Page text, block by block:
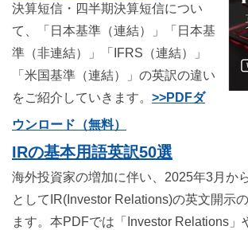
決算短信・四半期決算短信につい
て、「日本基準（連結）」「日本基
準（非連結）」「IFRS（連結）」
「米国基準（連結）」の英訳の違い
をご紹介していきます。 >>PDFダ
ウンロード（無料）
IRの基本用語英訳50選
海外投資家の増加に伴い、2025年3月か
としてIR(Investor Relations)の英文開示
ます。本PDFでは「Investor Relations」